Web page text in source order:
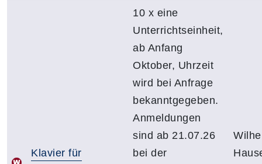
Klavier für
10 x eine
Unterrichtseinheit,
ab Anfang
Oktober, Uhrzeit
wird bei Anfrage
bekanntgegeben.
Anmeldungen
sind ab 21.07.26
bei der